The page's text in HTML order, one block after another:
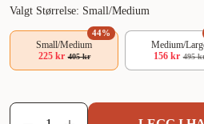
Valgt Størrelse: Small/Medium
44%
Small/Medium
225 kr 405 kr
Medium/
156 kr 495